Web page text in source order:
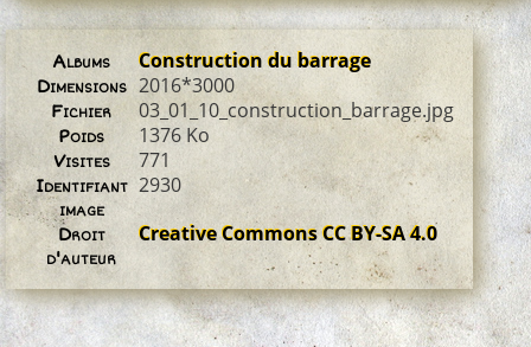
Albums Construction du barrage
Dimensions 2016*3000
Fichier 03_01_10_construction_barrage.jpg
Poids 1376 Ko
Visites 771
Identifiant
image
2930
Droit
d'auteur
Creative Commons CC BY-SA 4.0